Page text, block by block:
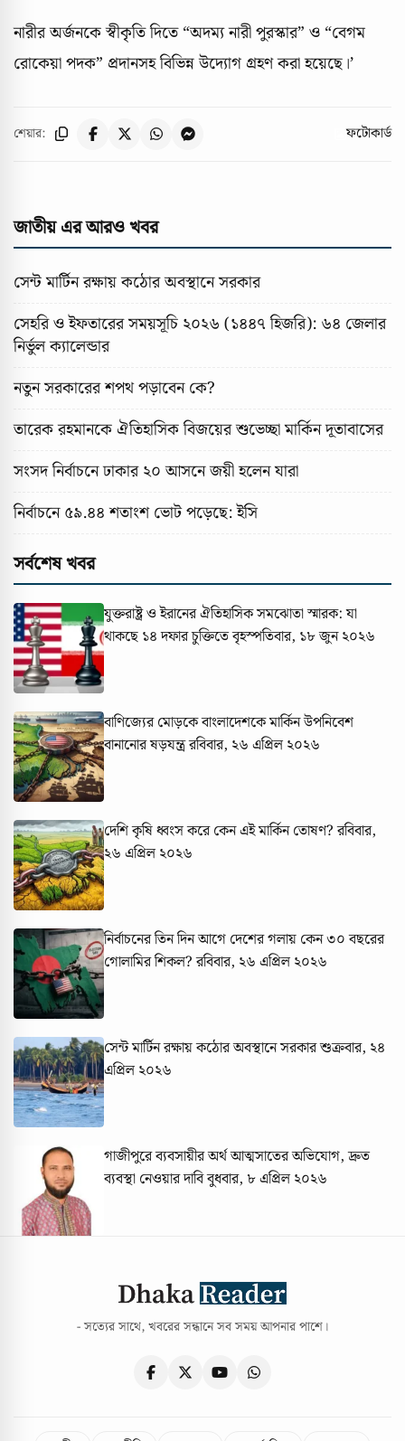
নারীর অর্জনকে স্বীকৃতি দিতে “অদম্য নারী পুরস্কার” ও “বেগম
রোকেয়া পদক” প্রদানসহ বিভিন্ন উদ্যোগ গ্রহণ করা হয়েছে।’
শেয়ার: ফটোকার্ড
জাতীয় এর আরও খবর
সেন্ট মার্টিন রক্ষায় কঠোর অবস্থানে সরকার
সেহরি ও ইফতারের সময়সূচি ২০২৬ (১৪৪৭ হিজরি): ৬৪ জেলার
নির্ভুল ক্যালেন্ডার
নতুন সরকারের শপথ পড়াবেন কে?
তারেক রহমানকে ঐতিহাসিক বিজয়ের শুভেচ্ছা মার্কিন দূতাবাসের
সংসদ নির্বাচনে ঢাকার ২০ আসনে জয়ী হলেন যারা
নির্বাচনে ৫৯.৪৪ শতাংশ ভোট পড়েছে: ইসি
সর্বশেষ খবর
যুক্তরাষ্ট্র ও ইরানের ঐতিহাসিক সমঝোতা স্মারক: যা
থাকছে ১৪ দফার চুক্তিতেবৃহস্পতিবার, ১৮ জুন ২০২৬
বাণিজ্যের মোড়কে বাংলাদেশকে মার্কিন উপনিবেশ
বানানোর ষড়যন্ত্ররবিবার, ২৬ এপ্রিল ২০২৬
দেশি কৃষি ধ্বংস করে কেন এই মার্কিন তোষণ? রবিবার,
২৬ এপ্রিল ২০২৬
নির্বাচনের তিন দিন আগে দেশের গলায় কেন ৩০ বছরের
গোলামির শিকল? রবিবার, ২৬ এপ্রিল ২০২৬
সেন্ট মার্টিন রক্ষায় কঠোর অবস্থানে সরকারশুক্রবার, ২৪
এপ্রিল ২০২৬
গাজীপুরে ব্যবসায়ীর অর্থ আত্মসাতের অভিযোগ, দ্রুত
ব্যবস্থা নেওয়ার দাবিবুধবার, ৮ এপ্রিল ২০২৬
- সত্যের সাথে, খবরের সন্ধানে সব সময় আপনার পাশে।